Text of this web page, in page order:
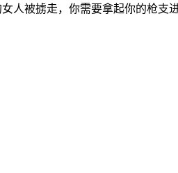
被掳走，你需要拿起你的枪支